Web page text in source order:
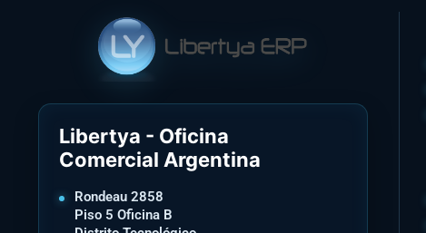
Libertya - Oficina
Comercial Argentina
Rondeau 2858
Piso 5 Oficina B